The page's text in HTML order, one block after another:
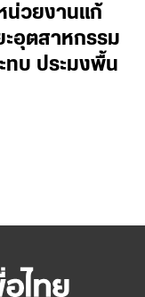
น่วยงานแก้
อุตสาหกรรม
ทบ ประมงพื้น